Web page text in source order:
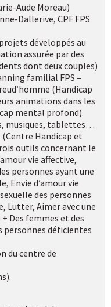
Aude Moreau)
Dallerive, CPF FPS
développés au
assurée par des
dont deux couples)
familial FPS –
(Handicap
animations dans les
mental profond).
musiques, tablettes…
Handicap et
outils concernant le
vie affective,
personnes ayant une
Envie d’amour vie
des personnes
Lutter, Aimer avec une
Des femmes et des
personnes déficientes
du centre de